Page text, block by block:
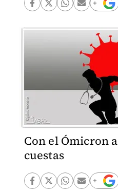
Con el Ómicron a
cuestas